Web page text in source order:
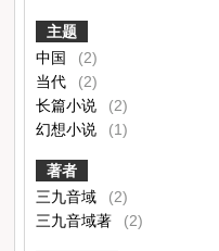
主题
中国
(2)
当代
(2)
长篇小说
(2)
幻想小说
(1)
著者
三九音域
(2)
三九音域著
(2)